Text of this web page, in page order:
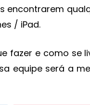
encontrarem
/ iPad.
fazer e como se
equipe será a